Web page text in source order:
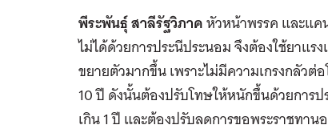
พีระพันธุ์สาลีรัฐวิภาคหัวหน้าพรรค และแ
ไม่ได้ด้วยการประนีประนอม จึงต้องใช้ยาแ
ขยายตัวมากขึ้น เพราะไม่มีความเกรงกลัวต่
10 ปี ดังนั้นต้องปรับโทษให้หนักขึ้นด้วยการ
เกิน 1 ปี และต้องปรับลดการขอพระราชทา